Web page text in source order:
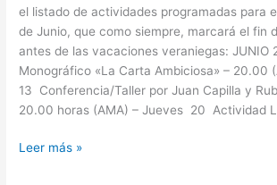
el listado de actividades programadas para
de Junio, que como siempre, marcará el fin
antes de las vacaciones veraniegas:
Monográfico «La Carta Ambiciosa» – 20.00
13 Conferencia/Taller por Juan Capilla y
20.00 horas (AMA) – Jueves 20 Actividad
Leer más »